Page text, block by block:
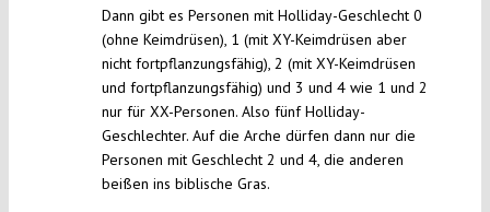
Dann gibt es Personen mit Holliday-Geschlecht 0
(ohne Keimdrüsen), 1 (mit XY-Keimdrüsen aber
nicht fortpflanzungsfähig), 2 (mit XY-Keimdrüsen
und fortpflanzungsfähig) und 3 und 4 wie 1 und 2
nur für XX-Personen. Also fünf Holliday-
Geschlechter. Auf die Arche dürfen dann nur die
Personen mit Geschlecht 2 und 4, die anderen
beißen ins biblische Gras.